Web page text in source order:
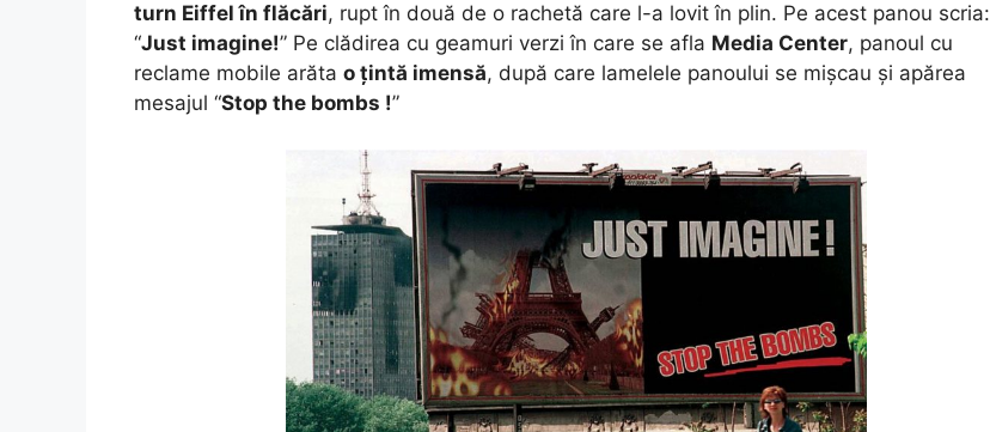
turn Eiffel în flăcări, rupt în două de o rachetă care l-a lovit în plin. Pe acest panou scria:
“Just imagine!” Pe clădirea cu geamuri verzi în care se afla Media Center, panoul cu
reclame mobile arăta o țintă imensă, după care lamelele panoului se mișcau și apărea
mesajul “Stop the bombs !”